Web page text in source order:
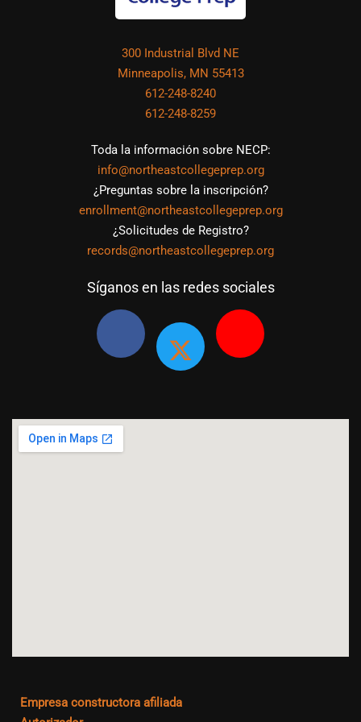
300 Industrial Blvd NE
Minneapolis, MN 55413
612-248-8240
612-248-8259
Toda la información sobre NECP:
info@northeastcollegeprep.org
¿Preguntas sobre la inscripción?
enrollment@northeastcollegeprep.org
¿Solicitudes de Registro?
records@northeastcollegeprep.org
Síganos en las redes sociales
Empresa constructora afiliada